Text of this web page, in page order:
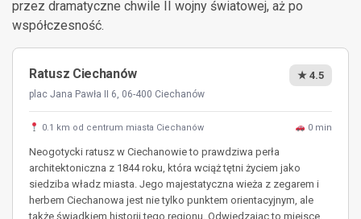
przez dramatyczne chwile II wojny światowej, aż po
współczesność.
Ratusz Ciechanów
plac Jana Pawła II 6, 06-400 Ciechanów
★ 4.5
0.1 km od centrum miasta Ciechanów 0 min
Neogotycki ratusz w Ciechanowie to prawdziwa perła
architektoniczna z 1844 roku, która wciąż tętni życiem jako
siedziba władz miasta. Jego majestatyczna wieża z zegarem i
herbem Ciechanowa jest nie tylko punktem orientacyjnym, ale
także świadkiem historii tego regionu. Odwiedzając to miejsce,